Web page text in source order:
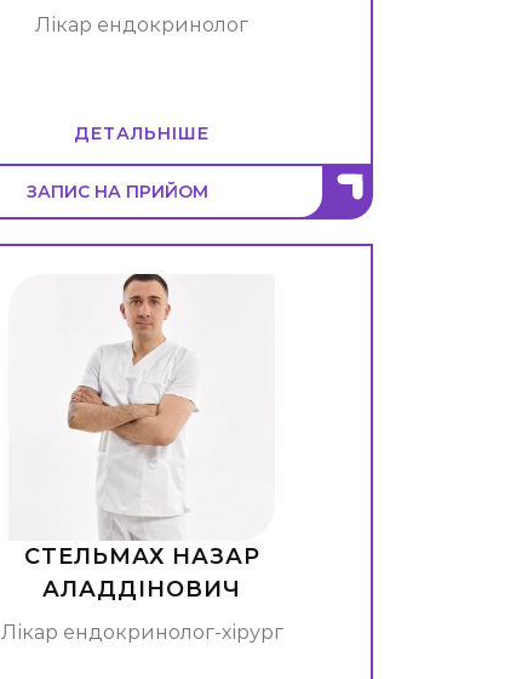
Лікар ендокринолог
ДЕТАЛЬНІШЕ
ЗАПИС НА ПРИЙОМ
СТЕЛЬМАХ НАЗАР
АЛАДДІНОВИЧ
Лікар ендокринолог-хірург